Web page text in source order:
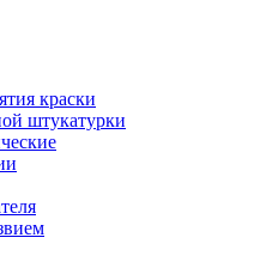
краски
штукатурки